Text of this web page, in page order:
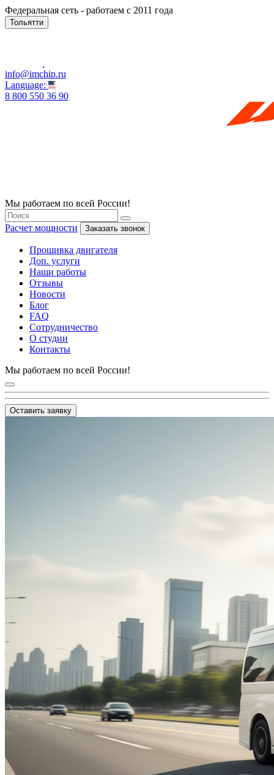
Федеральная сеть - работаем с 2011 года
Тольятти
info@imchip.ru
Language:
8 800 550 36 90
Мы работаем по всей России!
Расчет мощности Заказать звонок
Прошивка двигателя
Доп. услуги
Наши работы
Отзывы
Новости
Блог
FAQ
Сотрудничество
О студии
Контакты
Мы работаем по всей России!
Оставить заявку